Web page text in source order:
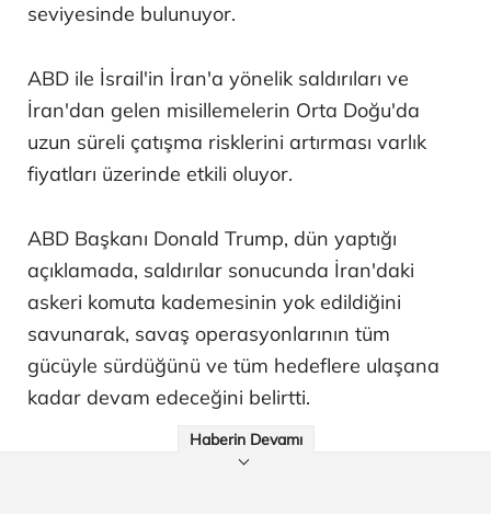
seviyesinde bulunuyor.
ABD ile İsrail'in İran'a yönelik saldırıları ve
İran'dan gelen misillemelerin Orta Doğu'da
uzun süreli çatışma risklerini artırması varlık
fiyatları üzerinde etkili oluyor.
ABD Başkanı Donald Trump, dün yaptığı
açıklamada, saldırılar sonucunda İran'daki
askeri komuta kademesinin yok edildiğini
savunarak, savaş operasyonlarının tüm
gücüyle sürdüğünü ve tüm hedeflere ulaşana
kadar devam edeceğini belirtti.
Haberin Devamı